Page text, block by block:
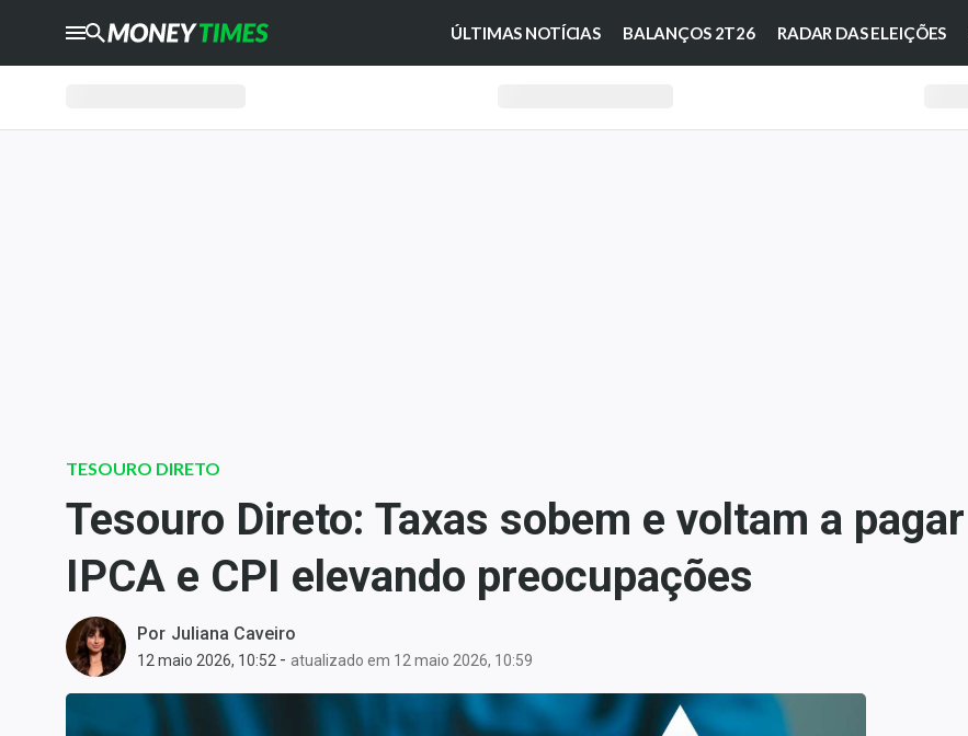
ÚLTIMAS NOTÍCIAS BALANÇOS 2T26 RADAR DAS ELEIÇÕES
AGROTIMES
Comprar ou vender?
Carteiras Recomendadas
Central de Fundos
Central dos IPOs
Renda Fixa
TESOURO DIRETO
Tesouro Direto: Taxas sobem e voltam a
IPCA e CPI elevando preocupações
Por Juliana Caveiro
12 maio 2026, 10:52 - atualizado em 12 maio 2026, 10:59